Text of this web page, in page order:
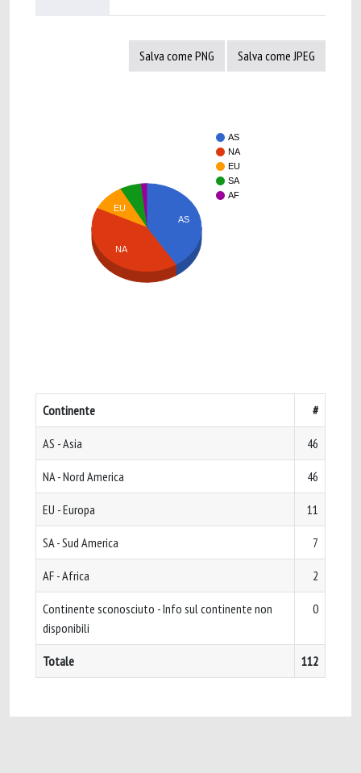
Salva come PNG Salva come JPEG
AS
NA
EU
SA
AF
AS
EU
NA
Continente #
AS - Asia 46
NA - Nord America 46
EU - Europa 11
SA - Sud America 7
AF - Africa 2
Continente sconosciuto - Info sul continente non
disponibili
0
Totale 112